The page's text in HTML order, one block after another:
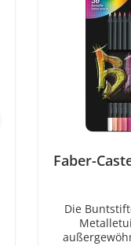
Faber-
Die